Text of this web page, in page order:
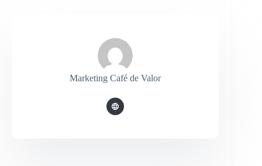
Marketing Café de Valor